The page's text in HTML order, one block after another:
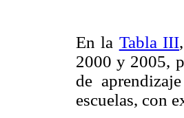
En la Tabla III
2000 y 2005,
de
escuelas, con